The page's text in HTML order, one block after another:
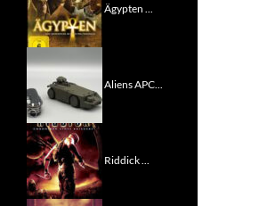
Ägypten ...
Aliens APC...
Riddick ...